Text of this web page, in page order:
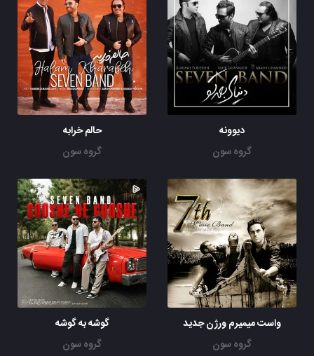
دیوونه
گروه سون
حالم خرابه
گروه سون
واست میمیرم ورژن جدید
گروه سون
گوشه به گوشه
گروه سون